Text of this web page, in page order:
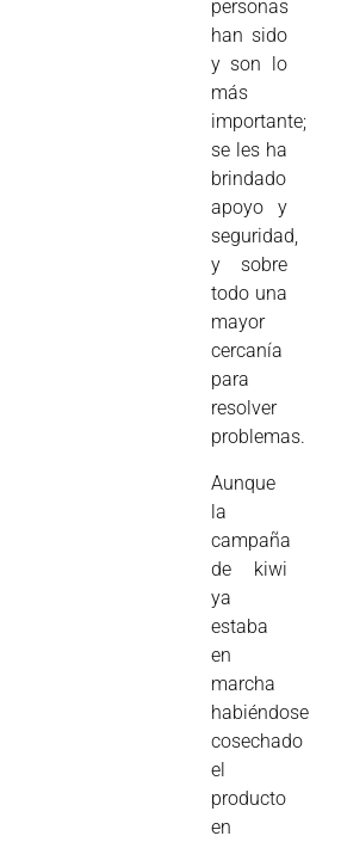
personas
han sido
y son lo
más
importante;
se les ha
brindado
apoyo y
seguridad,
y sobre
todo una
mayor
cercanía
para
resolver
problemas.
Aunque
la
campaña
de kiwi
ya
estaba
en
marcha
habiéndose
cosechado
el
producto
en